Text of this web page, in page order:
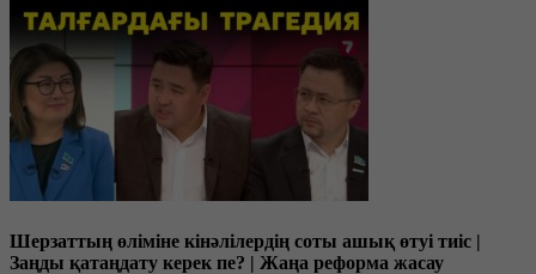
Шерзаттың өліміне кінәлілердің соты ашық өтуі тиіс |
Заңды қатаңдату керек пе? | Жаңа реформа жасау